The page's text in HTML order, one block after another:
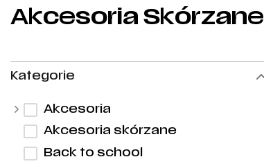
Akcesoria Skórzane
Kategorie
Akcesoria
Akcesoria skórzane
Back to school